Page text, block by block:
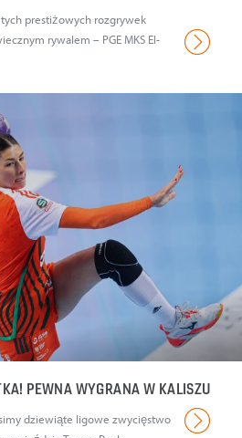
prestiżowych rozgrywek
rywalem – PGE MKS El-
PEWNA WYGRANA W KALISZU
dziewiąte ligowe zwycięstwo